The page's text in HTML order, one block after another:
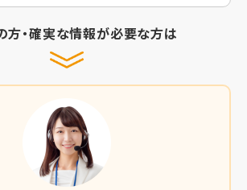
方・確実な情報が必要な方は